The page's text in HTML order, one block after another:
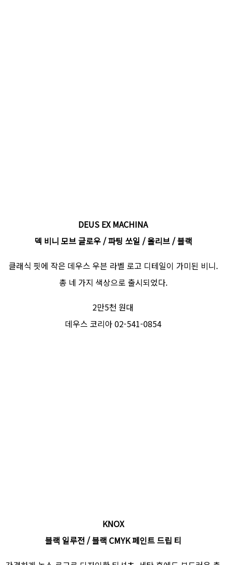
DEUS EX MACHINA
덱 비니 모브 글로우 / 파팅 쏘일 / 올리브 / 블랙
클래식 핏에 작은 데우스 우븐 라벨 로고 디테일이 가미된 비니.
총 네 가지 색상으로 출시되었다.
2만5천 원대
데우스 코리아 02-541-0854
KNOX
블랙 일루전 / 블랙 CMYK 페인트 드립 티